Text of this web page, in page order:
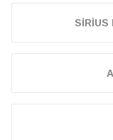
SİRİUS